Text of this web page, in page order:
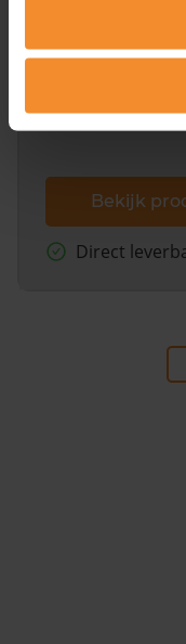
Een uitgebreid
dit inclusief de
Bekijk
Direct